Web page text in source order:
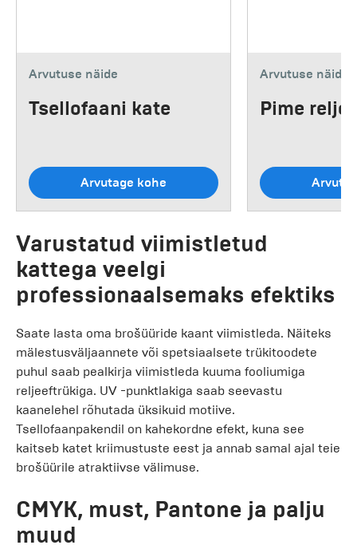
Arvutuse näide
Tsellofaani kate
Arvutage kohe
Arvutuse näide
Pime
Varustatud viimistletud
kattega veelgi
professionaalsemaks efektiks
Saate lasta oma brošüüride kaant viimistleda. Näiteks
mälestusväljaannete või spetsiaalsete trükitoodete
puhul saab pealkirja viimistleda kuuma fooliumiga
reljeeftrükiga. UV -punktlakiga saab seevastu
kaanelehel rõhutada üksikuid motiive.
Tsellofaanpakendil on kahekordne efekt, kuna see
kaitseb katet kriimustuste eest ja annab samal ajal teie
brošüürile atraktiivse välimuse.
CMYK, must, Pantone ja palju
muud